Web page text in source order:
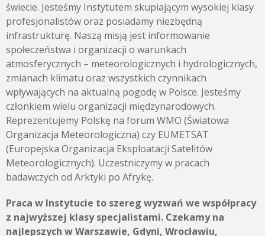
świecie. Jesteśmy Instytutem skupiającym wysokiej klasy
profesjonalistów oraz posiadamy niezbędną
infrastrukturę. Naszą misją jest informowanie
społeczeństwa i organizacji o warunkach
atmosferycznych – meteorologicznych i hydrologicznych,
zmianach klimatu oraz wszystkich czynnikach
wpływających na aktualną pogodę w Polsce. Jesteśmy
członkiem wielu organizacji międzynarodowych.
Reprezentujemy Polskę na forum WMO (Światowa
Organizacja Meteorologiczna) czy EUMETSAT
(Europejska Organizacja Eksploatacji Satelitów
Meteorologicznych). Uczestniczymy w pracach
badawczych od Arktyki po Afrykę.
Praca w Instytucie to szereg wyzwań we współpracy
z najwyższej klasy specjalistami. Czekamy na
najlepszych w Warszawie, Gdyni, Wrocławiu,